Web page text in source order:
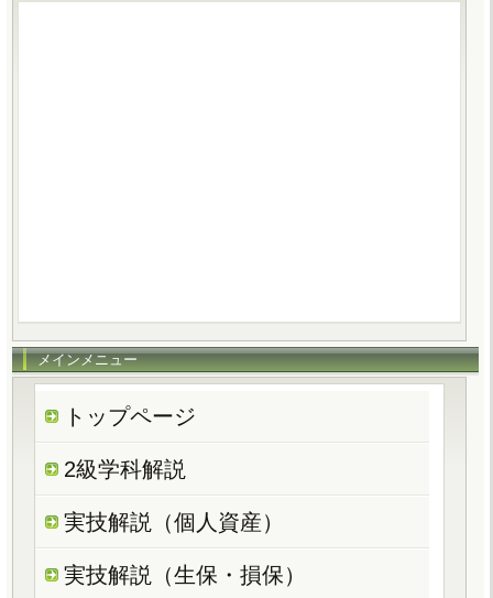
メインメニュー
トップページ
2級学科解説
実技解説（個人資産）
実技解説（生保・損保）